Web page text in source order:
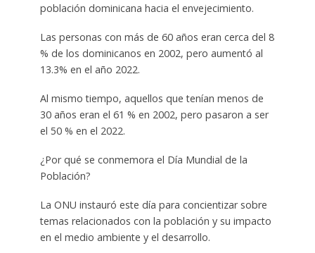
población dominicana hacia el envejecimiento.
Las personas con más de 60 años eran cerca del 8
% de los dominicanos en 2002, pero aumentó al
13.3% en el año 2022.
Al mismo tiempo, aquellos que tenían menos de
30 años eran el 61 % en 2002, pero pasaron a ser
el 50 % en el 2022.
¿Por qué se conmemora el Día Mundial de la
Población?
La ONU instauró este día para concientizar sobre
temas relacionados con la población y su impacto
en el medio ambiente y el desarrollo.